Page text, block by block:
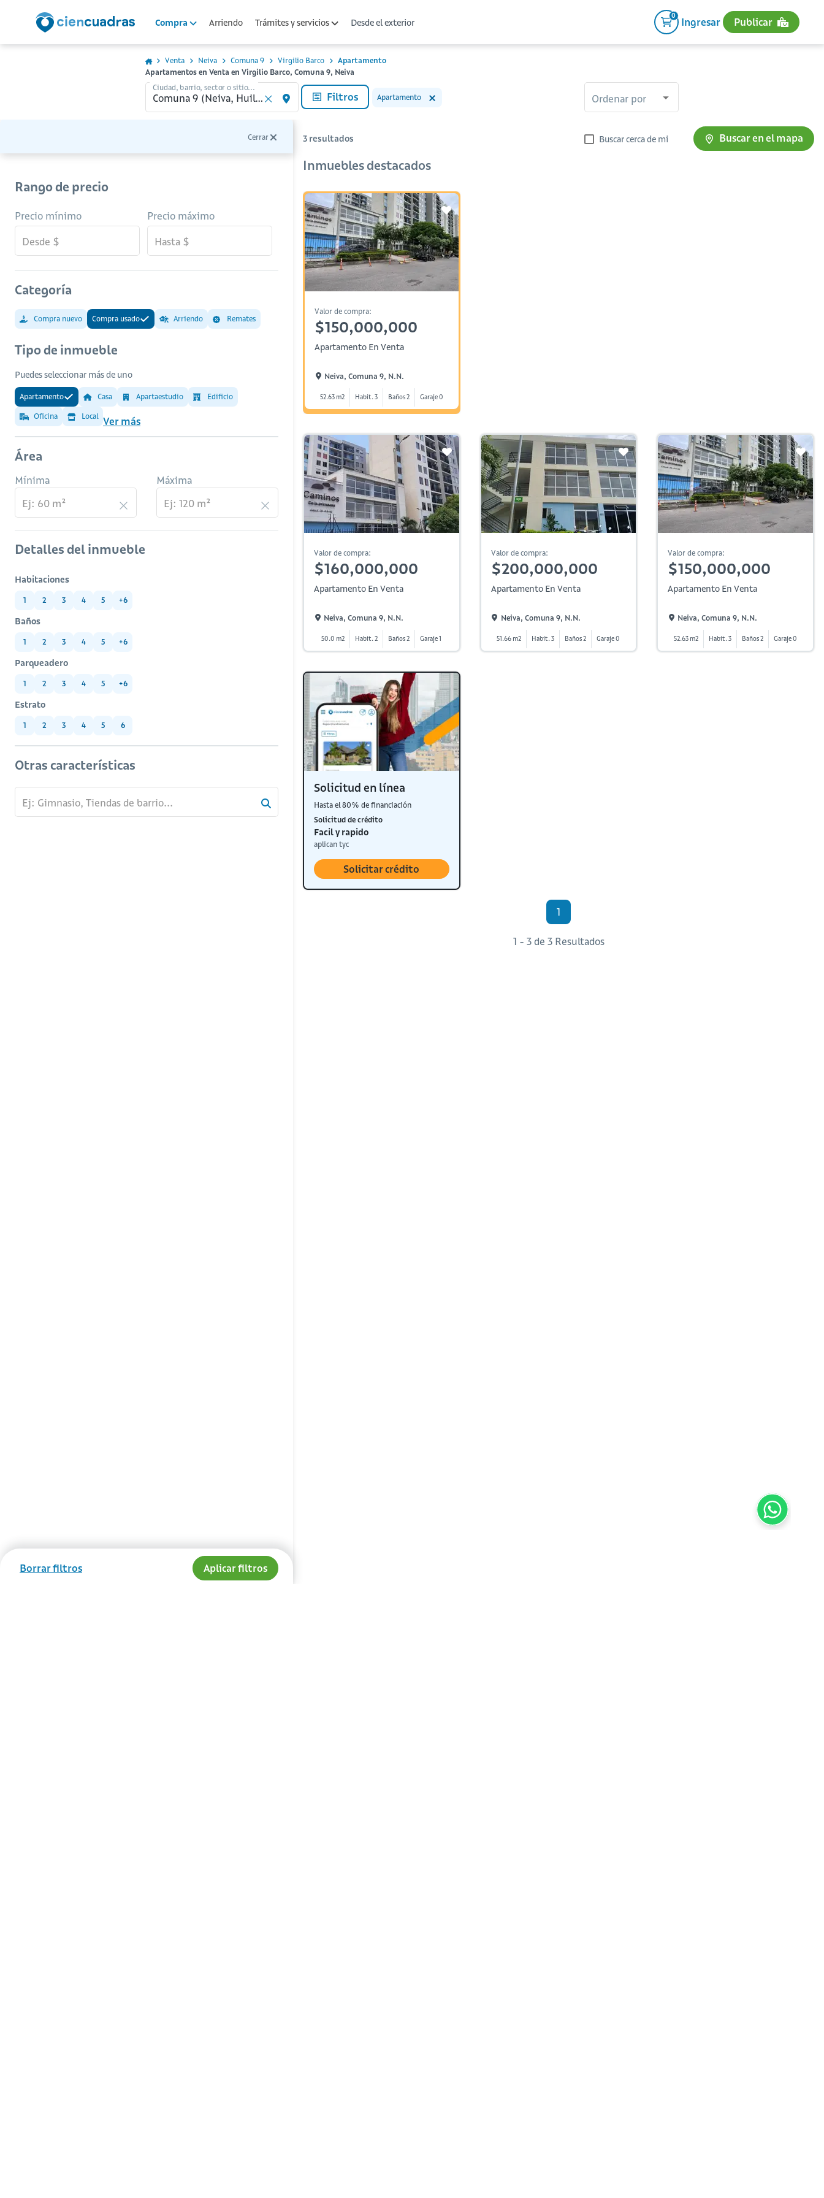
Compra Arriendo Trámites y servicios Desde el exterior
0
Ingresar Publicar
Venta Neiva Comuna 9 Virgilio Barco
Apartamento
Apartamentos en Venta en Virgilio Barco, Comuna 9, Neiva
Ciudad, barrio, sector o sitio...
Filtros Apartamento Ordenar por
Cerrar
Rango de precio
Precio mínimo Precio máximo
Categoría
Compra nuevo Compra usado Arriendo Remates
Tipo de inmueble
Puedes seleccionar más de uno
Apartamento Casa Apartaestudio Edificio
Oficina Local Ver más
Área
Mínima Máxima
Detalles del inmueble
Habitaciones
1 2 3 4 5 +6
Baños
1 2 3 4 5 +6
Parqueadero
1 2 3 4 5 +6
Estrato
1 2 3 4 5 6
Otras características
Borrar filtros Aplicar filtros
3 resultados Buscar cerca de mi Buscar en el mapa
Inmuebles destacados
Valor de compra:
$150,000,000
Apartamento En Venta
Neiva, Comuna 9, N.n.
52.63 m2 Habit. 3 Baños 2 Garaje 0
Valor de compra:
$160,000,000
Apartamento En Venta
Neiva, Comuna 9, N.n.
50.0 m2 Habit. 2 Baños 2 Garaje 1
Valor de compra:
$200,000,000
Apartamento En Venta
Neiva, Comuna 9, N.n.
51.66 m2 Habit. 3 Baños 2 Garaje 0
Valor de compra:
$150,000,000
Apartamento En Venta
Neiva, Comuna 9, N.n.
52.63 m2 Habit. 3 Baños 2 Garaje 0
Solicitud en línea
Hasta el 80% de financiación
Solicitud de crédito
Facil y rapido
aplican tyc
Solicitar crédito
1
1 - 3 de 3 Resultados